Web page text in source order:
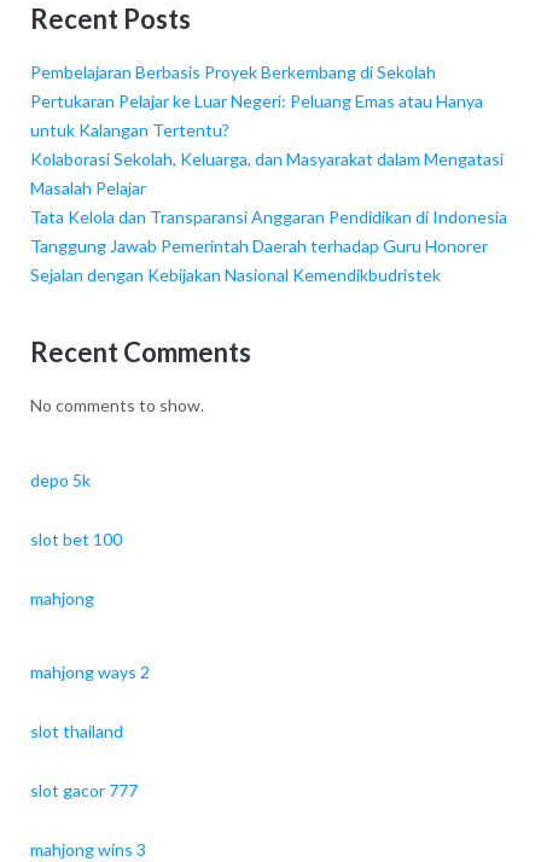
Recent Posts
Pembelajaran Berbasis Proyek Berkembang di Sekolah
Pertukaran Pelajar ke Luar Negeri: Peluang Emas atau Hanya
untuk Kalangan Tertentu?
Kolaborasi Sekolah, Keluarga, dan Masyarakat dalam Mengatasi
Masalah Pelajar
Tata Kelola dan Transparansi Anggaran Pendidikan di Indonesia
Tanggung Jawab Pemerintah Daerah terhadap Guru Honorer
Sejalan dengan Kebijakan Nasional Kemendikbudristek
Recent Comments
No comments to show.
depo 5k
slot bet 100
mahjong
mahjong ways 2
slot thailand
slot gacor 777
mahjong wins 3